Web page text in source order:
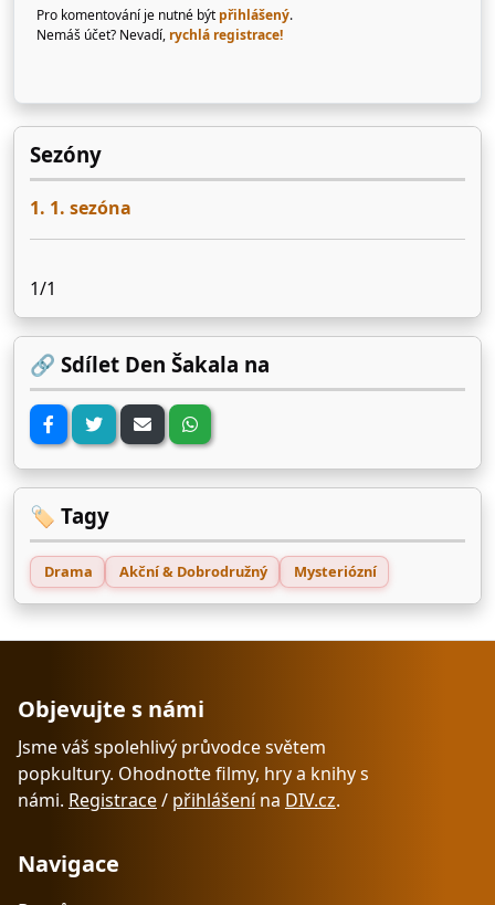
Pro komentování je nutné být přihlášený.
Nemáš účet? Nevadí, rychlá registrace!
Sezóny
1. 1. sezóna
1/1
🔗 Sdílet Den Šakala na
🏷️ Tagy
Drama Akční & Dobrodružný Mysteriózní
Objevujte s námi
Jsme váš spolehlivý průvodce světem
popkultury. Ohodnoťte filmy, hry a knihy s
námi. Registrace/ přihlášenína DIV.cz.
Navigace